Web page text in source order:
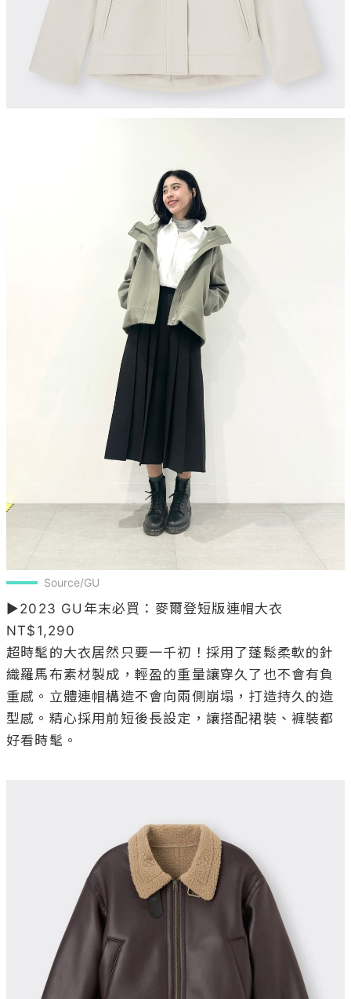
Source/GU
▶2023 GU年末必買：麥爾登短版連帽大衣
NT$1,290
超時髦的大衣居然只要一千初！採用了蓬鬆柔軟的針
織羅馬布素材製成，輕盈的重量讓穿久了也不會有負
重感。立體連帽構造不會向兩側崩塌，打造持久的造
型感。精心採用前短後長設定，讓搭配裙裝、褲裝都
好看時髦。